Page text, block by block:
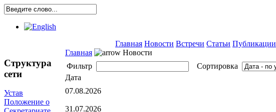
Главная Новости Встречи Статьи Публикации
Структура
сети
Устав
Положение о
Главная
Новости
Фильтр
Сортировка
Дата
07.08.2026
31.07.2026